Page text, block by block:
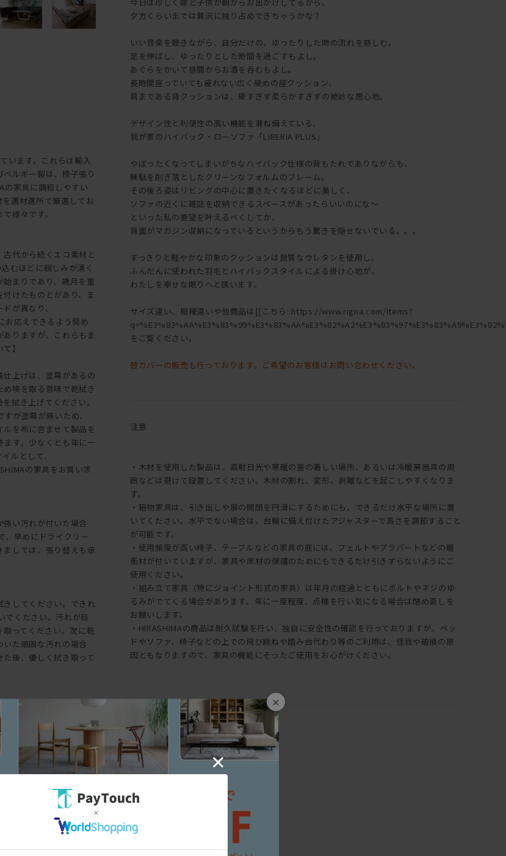
×
います。これらは輸入
ルギー製は、椅子張り
の家具に調和しやすい
適材適所で厳選してお
様々です。
代から続くエコ素材と
むほどに親しみが湧く
まりであり、歳月を重
けたものとがあり、ま
が異なり、
お応えできるよう努め
りますが、これらもま
】
上げは、塗幕があるの
埃を取る意味で乾拭き
拭き上げてください。
が塗幕が無いため、
を布に含ませて製品を
す。少なくとも年に一
ルとして、
の家具をお買い求
い汚れが付いた場合
、早めにドライクリー
しては、張り替えも承
してください。できれ
でください。汚れが目
ってください。次に乾
た頑固な汚れの場合
後、優しく拭き取って
布で水分を充分に拭
繰り返した場合、塩化ビ
夕方くらいまでは贅沢に独り占めできちゃうかな？
いい音楽を聴きながら、自分だけの、ゆったりした時の流れを慈しむ。
足を伸ばし、ゆったりとした時間を過ごすもよし。
あぐらをかいて昼間からお酒を呑むもよし。
長時間座っていても疲れない広く硬めの座クッション、
肩まである背クッションは、硬すぎず柔らかすぎずの絶妙な居心地。
デザイン性と利便性の高い機能を兼ね備えている、
我が家のハイバック・ローソファ「LIBERIA PLUS」
やぼったくなってしまいがちなハイバック仕様の背もたれでありながらも、
無駄を削ぎ落としたクリーンなフォルムのフレーム。
その後ろ姿はリビングの中心に置きたくなるほどに美しく、
ソファの近くに雑誌を収納できるスペースがあったらいいのにな～
といった私の要望を叶えるべくしてか、
背面がマガジン収納になっているというからもう驚きを隠せないでいる。。。
すっきりと軽やかな印象のクッションは良質なウレタンを使用し、
ふんだんに使われた羽毛とハイバックスタイルによる掛け心地が、
わたしを幸せな眠りへと誘います。
サイズ違い、樹種違いや他商品は[[こちら::https://www.rigna.com/items?
をご覧ください。
替カバーの販売も行っております。ご希望のお客様はお問い合わせください。
注意
・木材を使用した製品は、直射日光や寒暖の差の著しい場所、あるいは冷暖房器具の周
囲などは避けて設置してください。木材の割れ、変形、剥離などを起こしやすくなりま
す。
・箱物家具は、引き出しや扉の開閉を円滑にするためにも、できるだけ水平な場所に置
いてください。水平でない場合は、台輪に備え付けたアジャスターで高さを調節すること
が可能です。
・使用頻度が高い椅子、テーブルなどの家具の底には、フェルトやプラパートなどの暖
衝材が付いていますが、家具や床材の保護のためにもできるだけ引きずらないようにご
使用ください。
・組み立て家具（特にジョイント形式の家具）は年月の経過とともにボルトやネジのゆ
るみがでてくる場合があります。年に一度程度、点検を行い気になる場合は閉め直しを
お願いします。
・HIRASHIMAの商品は耐久試験を行い、独自に安全性の確認を行っておりますが、ベッ
ドやソファ、椅子などの上での飛び跳ねや踏み台代わり等のご利用は、怪我や破損の原
因ともなりますので、家具の機能にそったご使用をお心がけください。
三面図